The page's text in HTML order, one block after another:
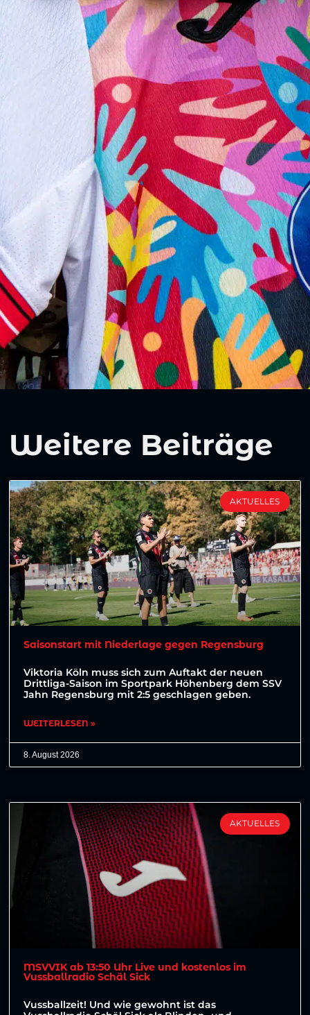
Weitere Beiträge
AKTUELLES
Saisonstart mit Niederlage gegen Regensburg
Viktoria Köln muss sich zum Auftakt der neuen
Drittliga-Saison im Sportpark Höhenberg dem SSV
Jahn Regensburg mit 2:5 geschlagen geben.
WEITERLESEN »
8. August 2026
AKTUELLES
MSVVIK ab 13:50 Uhr Live und kostenlos im
Vussballradio Schäl Sick
Vussballzeit! Und wie gewohnt ist das